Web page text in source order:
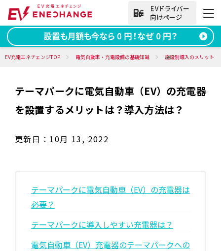
法人向けお問い合わせ
資料ダウンロード 無料お問い合わせ
電話をかける 050-2030-5702
サービス
導入事例
EV充電エネチェンジTOP 電気自動車・充電設備の基礎知識 施設別導入のメリット
テーマパークに電気自動車（EV）の充電器
を設置するメリットは？導入方法は？
更新日： 10月 13, 2022
テーマパークに電気自動車（EV）の充電器は
必要？
テーマパークに導入しやすい充電器は？
電気自動車（EV）充電器のテーマパークへの